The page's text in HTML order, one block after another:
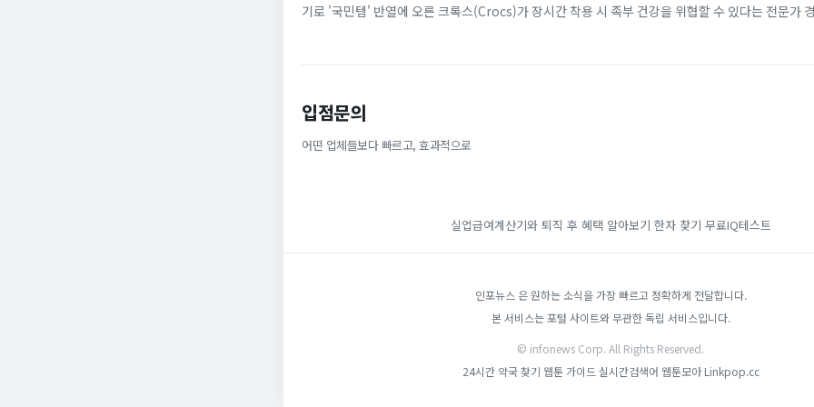
기로 '국민템' 반열에 오른 크록스(Crocs)가 장시간 착용 시 족부 건강을 위협할 수 있다는 전문가 경
입점문의
어떤 업체들보다 빠르고, 효과적으로
실업급여계산기와 퇴직 후 혜택 알아보기 한자 찾기 무료IQ테스트
인포뉴스 은 원하는 소식을 가장 빠르고 정확하게 전달합니다.
본 서비스는 포털 사이트와 무관한 독립 서비스입니다.
© infonews Corp. All Rights Reserved.
24시간 약국 찾기 웹툰 가이드 실시간검색어 웹툰모아 Linkpop.cc